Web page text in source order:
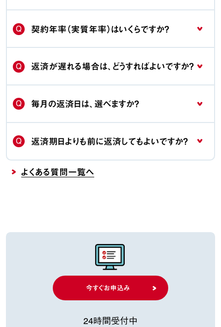
Q 契約年率（実質年率）はいくらですか？
Q 返済が遅れる場合は、どうすればよいですか？
Q 毎月の返済日は、選べますか？
Q 返済期日よりも前に返済してもよいですか？
よくある質問一覧へ
今すぐお申込み
24時間受付中